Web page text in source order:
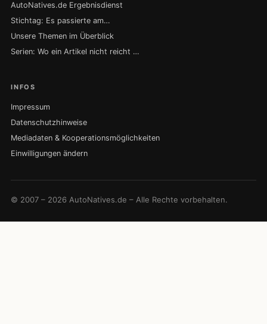
AutoNatives.de Ergebnisdienst
Stichtag: Es passierte am…
Unsere Themen im Überblick
Serien: Wo ein Artikel nicht reicht …
INFOS
Impressum
Datenschutzhinweise
Mediadaten & Kooperationsmöglichkeiten
Einwilligungen ändern
© 2007 – 2026 AutoNatives.de – Alle Rechte vorbehalten.